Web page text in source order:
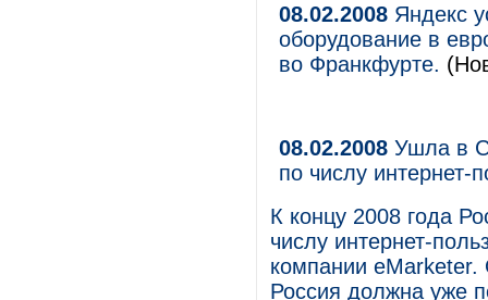
08.02.2008 Яндекс
оборудование в
во Франкфурте.
08.02.2008 Ушла в
по числу интернет-
К концу 2008 года
числу интернет-
компании
Россия должна уже